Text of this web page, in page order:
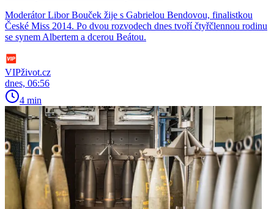
Moderátor Libor Bouček žije s Gabrielou Bendovou, finalistkou
České Miss 2014. Po dvou rozvodech dnes tvoří čtyřčlennou rodinu
se synem Albertem a dcerou Beátou.
VIPživot.cz
dnes, 06:56
4 min